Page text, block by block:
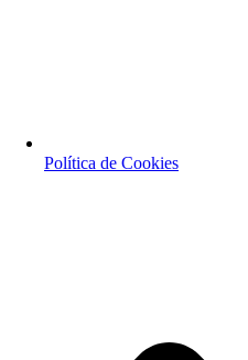
Política de Cookies